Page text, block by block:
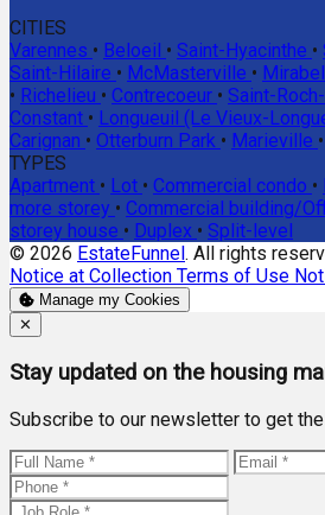
CITIES
Varennes • Beloeil • Saint-Hyacinthe •
Saint-Hilaire • McMasterville • Mirabel
• Richelieu • Contrecoeur • Saint-
Constant • Longueuil (Le Vieux-
Carignan • Otterburn Park • Marieville •
TYPES
Apartment • Lot • Commercial condo •
more storey • Commercial building/
storey house • Duplex • Split-level
© 2026 EstateFunnel . All rights
Notice at Collection Terms of Use
Manage my Cookies
Close
✕
Stay updated on the housing
Subscribe to our newsletter to get